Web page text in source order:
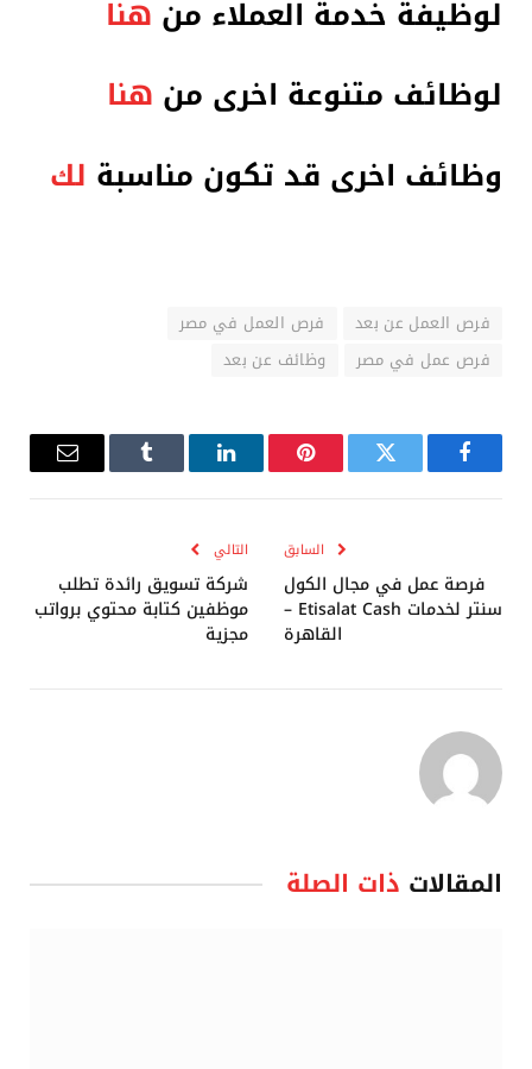
لوظيفة خدمة العملاء من هنا
لوظائف متنوعة اخرى من هنا
وظائف اخرى قد تكون مناسبة لك
فرص العمل عن بعد
فرص العمل في مصر
فرص عمل في مصر
وظائف عن بعد
فيسبوك تويتر بينتيريستلينكدإن Tumblr
البريد
السابق
فرصة عمل في مجال الكول
سنتر لخدمات Etisalat Cash –
القاهرة
التالي
شركة تسويق رائدة تطلب
موظفين كتابة محتوي برواتب
مجزية
المقالات ذات الصلة